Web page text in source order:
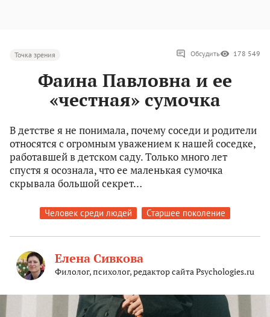
Точка зрения Обсудить 178 549
Фаина Павловна и ее
«честная» сумочка
В детстве я не понимала, почему соседи и родители
относятся с огромным уважением к нашей соседке,
работавшей в детском саду. Только много лет
спустя я осознала, что ее маленькая сумочка
скрывала большой секрет…
Человек среди людей Старшее поколение
Елена Сивкова
Филолог, психолог, редактор сайта Psychologies.ru